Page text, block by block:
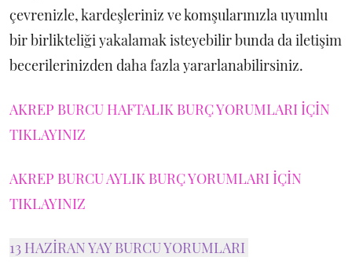
çevrenizle, kardeşleriniz ve komşularınızla uyumlu
bir birlikteliği yakalamak isteyebilir bunda da iletişim
becerilerinizden daha fazla yararlanabilirsiniz.
AKREP BURCU HAFTALIK BURÇ YORUMLARI İÇİN
TIKLAYINIZ
AKREP BURCU AYLIK BURÇ YORUMLARI İÇİN
TIKLAYINIZ
13 HAZİRAN YAY BURCU YORUMLARI